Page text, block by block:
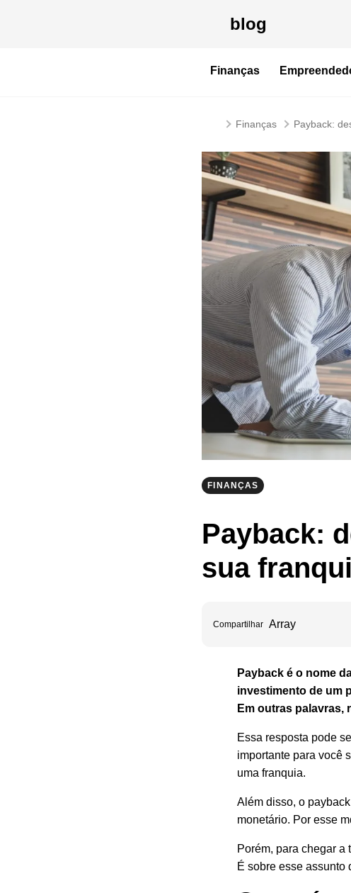
Finanças
blog
Finanças Payback:
FINANÇAS
Payback:
sua
Compartilhar Array
Payback é o nome
investimento de um
Em outras palavras,
Essa resposta pode
importante para você
uma franquia.
Além disso, o
monetário. Por esse
Porém, para chegar a
É sobre esse assunto